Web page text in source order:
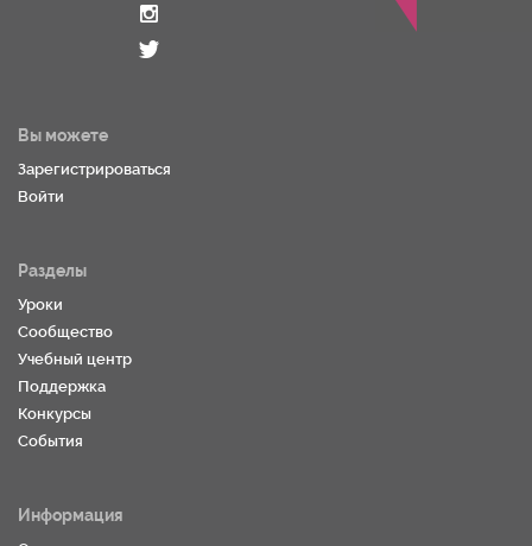
Вы можете
Зарегистрироваться
Войти
Разделы
Уроки
Сообщество
Учебный центр
Поддержка
Конкурсы
События
Информация